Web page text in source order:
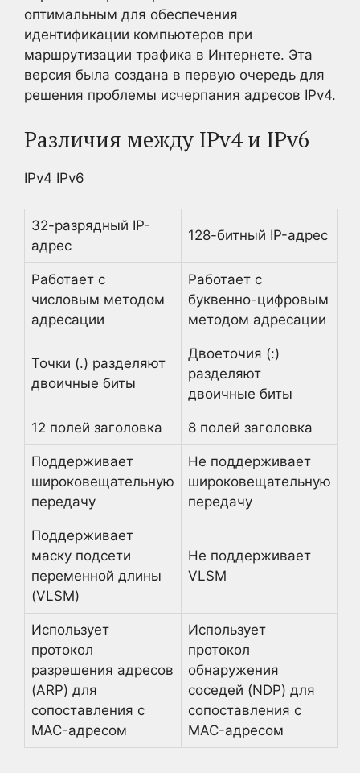
оптимальным для обеспечения
идентификации компьютеров при
маршрутизации трафика в Интернете. Эта
версия была создана в первую очередь для
решения проблемы исчерпания адресов IPv4.
Различия между IPv4 и IPv6
IPv4 IPv6
32-разрядный IP-
адрес
128-битный IP-адрес
Работает с
числовым методом
адресации
Работает с
буквенно-цифровым
методом адресации
Точки (.) разделяют
двоичные биты
Двоеточия (:)
разделяют
двоичные биты
12 полей заголовка 8 полей заголовка
Поддерживает
широковещательную
передачу
Не поддерживает
широковещательную
передачу
Поддерживает
маску подсети
переменной длины
(VLSM)
Не поддерживает
VLSM
Использует
протокол
разрешения адресов
(ARP) для
сопоставления с
MAC-адресом
Использует
протокол
обнаружения
соседей (NDP) для
сопоставления с
MAC-адресом